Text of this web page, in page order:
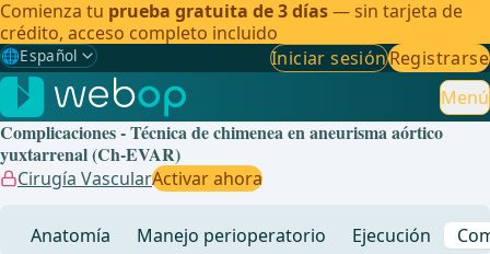
Comienza tu prueba gratuita de 3 días— sin tarjeta de
crédito, acceso completo incluido
🌐Español
Gewählte Sprache: Español
🇩🇪 Alemán
🇬🇧Inglés
🇪🇸Español ✓
🇧🇷Brasileño
Iniciar sesiónRegistrarse
Menú
Complicaciones - Técnica de chimenea en aneurisma aórtico
yuxtarrenal (Ch-EVAR)
Cirugía VascularActivar ahora
Anatomía Manejo perioperatorio Ejecución